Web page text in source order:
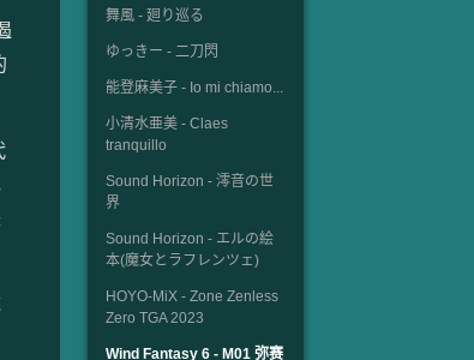
舞風 - 廻り巡る
ゆっきー - 二刀閃
能登麻美子 - Io mi chiamo...
小清水亜美 - Claes
tranquillo
Sound Horizon - 澪音の世
界
Sound Horizon - エルの絵
本(魔女とラフレンツェ)
HOYO-MiX - Zone Zenless
Zero TGA 2023
Wind Fantasy 6 - M01 弥赛